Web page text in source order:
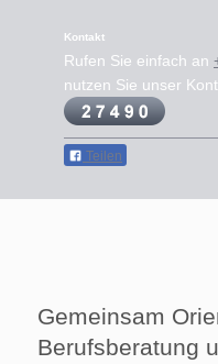
Kontakt
Rufen Sie einfach an
nutzen Sie unser
Teilen
Gemeinsam
Berufsberatung